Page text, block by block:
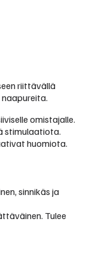
riittävällä
omistajalle.
stimulaatiota.
huomiota.
sinnikäs ja
Tulee